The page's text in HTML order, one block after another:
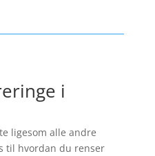
i
ligesom alle andre
til hvordan du renser